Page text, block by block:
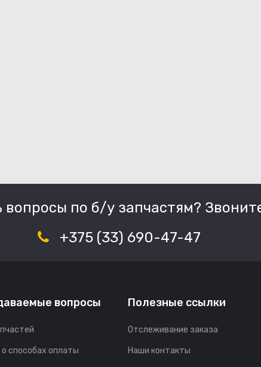
вопросы по б/у запчастям?
+375 (33) 690-47-47
вопросы
способах оплаты
Полезные ссылки
Отслеживание заказа
Наши контакты